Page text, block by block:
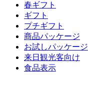
春ギフト
ギフト
プチギフト
商品パッケージ
お試しパッケージ
来日観光客向け
食品表示